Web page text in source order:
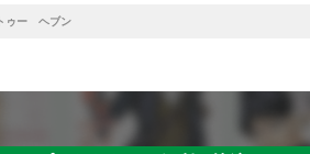
ゥー ヘブン